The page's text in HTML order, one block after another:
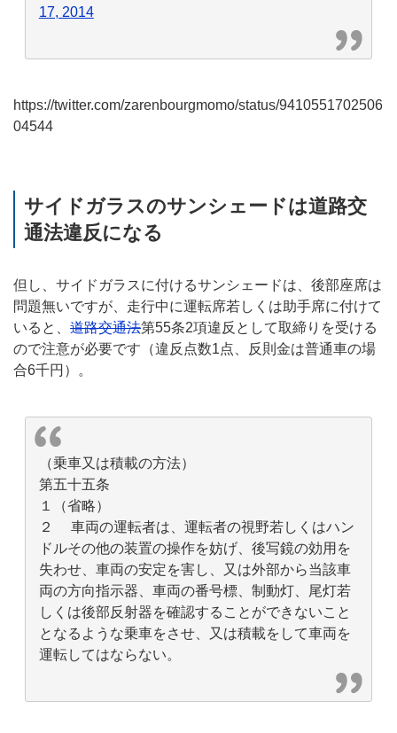
17, 2014
https://twitter.com/zarenbourgmomo/status/9410551702506
04544
サイドガラスのサンシェードは道路交
通法違反になる
但し、サイドガラスに付けるサンシェードは、後部座席は
問題無いですが、走行中に運転席若しくは助手席に付けて
いると、 道路交通法第55条2項違反として取締りを受ける
ので注意が必要です（違反点数1点、反則金は普通車の場
合6千円）。
（乗車又は積載の方法）
第五十五条
１（省略）
２ 車両の運転者は、運転者の視野若しくはハン
ドルその他の装置の操作を妨げ、後写鏡の効用を
失わせ、車両の安定を害し、又は外部から当該車
両の方向指示器、車両の番号標、制動灯、尾灯若
しくは後部反射器を確認することができないこと
となるような乗車をさせ、又は積載をして車両を
運転してはならない。